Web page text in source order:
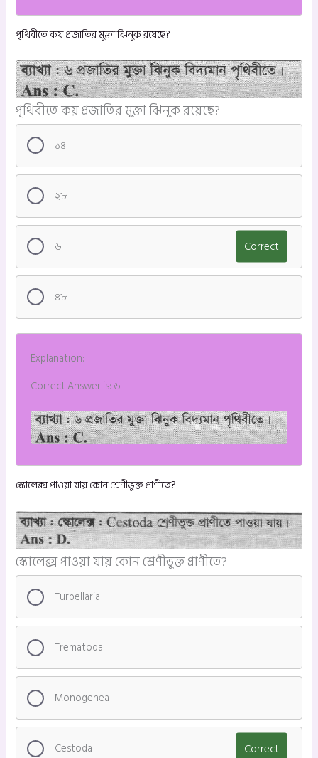
পৃথিবীতে কয় প্রজাতির মুক্তা ঝিনুক রয়েছে?
পৃথিবীতে কয় প্রজাতির মুক্তা ঝিনুক রয়েছে?
১৪
২৮
৬ Correct
৪৮
Explanation:
Correct Answer is: ৬
স্কোলেক্স পাওয়া যায় কোন শ্রেণীভুক্ত প্রাণীতে?
স্কোলেক্স পাওয়া যায় কোন শ্রেণীভুক্ত প্রাণীতে?
Turbellaria
Trematoda
Monogenea
Cestoda Correct